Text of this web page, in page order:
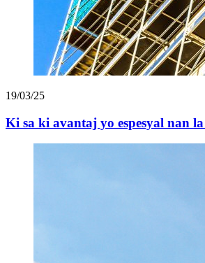
19/03/25
Ki sa ki avantaj yo espesyal nan